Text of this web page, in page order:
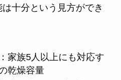
十分という見方ができ
：家族5人以上にも対応す
乾燥容量